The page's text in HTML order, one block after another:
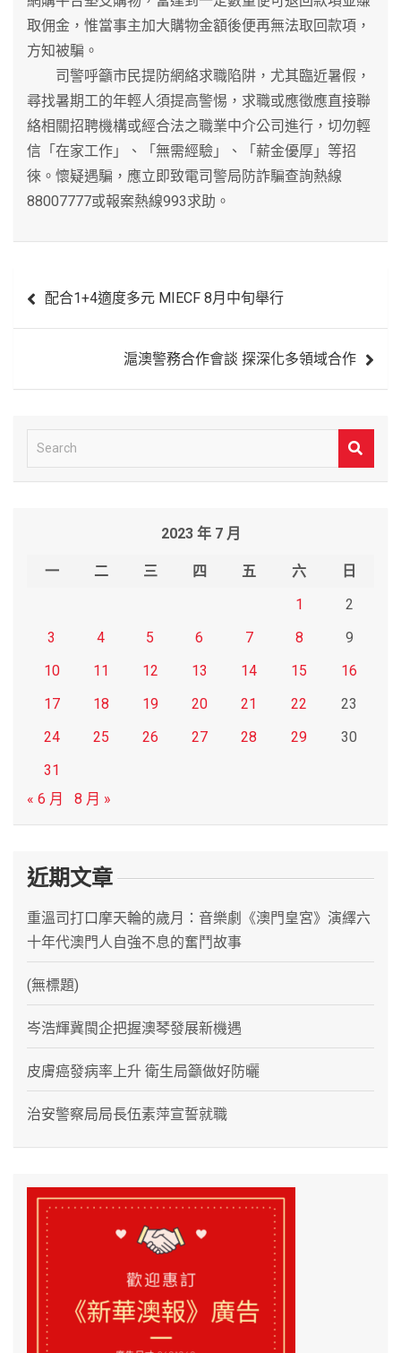
取佣金，惟當事主加大購物金額後便再無法取回款項，
方知被騙。
司警呼籲市民提防網絡求職陷阱，尤其臨近暑假，
尋找暑期工的年輕人須提高警惕，求職或應徵應直接聯
絡相關招聘機構或經合法之職業中介公司進行，切勿輕
信「在家工作」、「無需經驗」、「薪金優厚」等招
徠。懷疑遇騙，應立即致電司警局防詐騙查詢熱線
88007777或報案熱線993求助。
章 配合1+4適度多元 MIECF 8月中旬舉行
滬澳警務合作會談 探深化多領域合作
e
2023 年 7 月
一 二 三 四 五 六
日
1
2
3
4 5 6 7 8
9
10
11 12 13 14 15
16
17
18 19 20 21 22
23
24
25 26 27 28 29
30
31
« 6 月
8 月 »
近期文章
重溫司打口摩天輪的歲月：音樂劇《澳門皇宮》演繹六
十年代澳門人自強不息的奮鬥故事
(無標題)
岑浩輝冀閩企把握澳琴發展新機遇
皮膚癌發病率上升 衛生局籲做好防曬
治安警察局局長伍素萍宣誓就職